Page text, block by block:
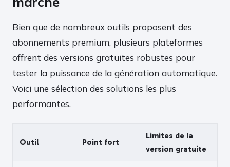
Bien que de nombreux outils proposent des
abonnements premium, plusieurs plateformes
offrent des versions gratuites robustes pour
tester la puissance de la génération automatique.
Voici une sélection des solutions les plus
performantes.
Outil Point fort
Limites de la
version gratuite